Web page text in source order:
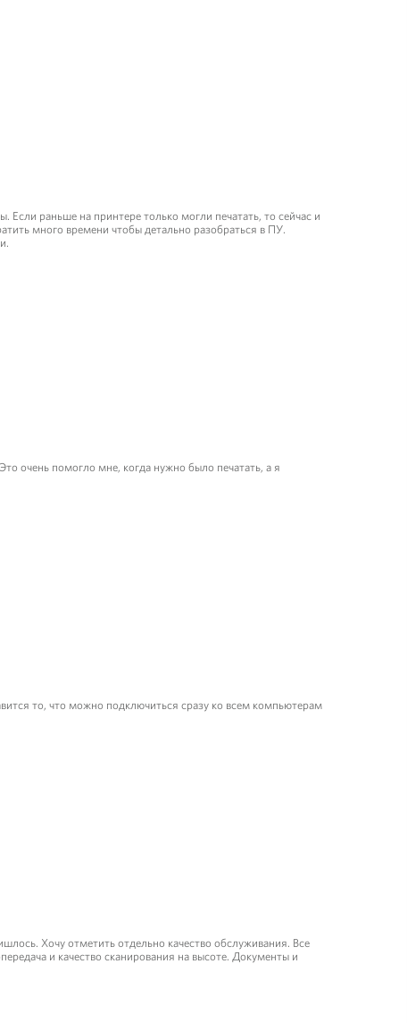
раньше на принтере только могли печатать, то сейчас и
много времени чтобы детально разобраться в ПУ.
очень помогло мне, когда нужно было печатать, а я
то, что можно подключиться сразу ко всем компьютерам
Хочу отметить отдельно качество обслуживания. Все
и качество сканирования на высоте. Документы и